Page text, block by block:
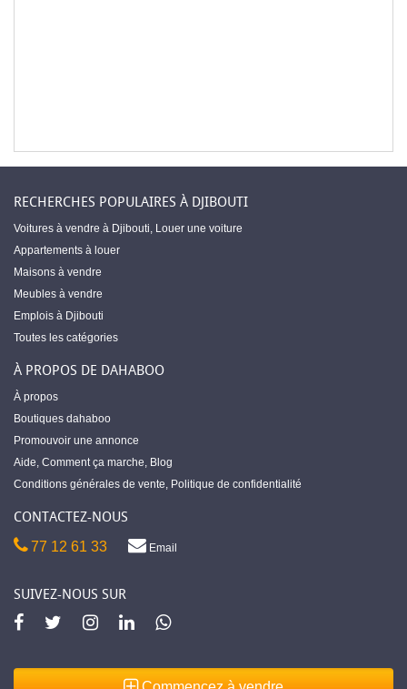
RECHERCHES POPULAIRES À DJIBOUTI
Voitures à vendre à Djibouti, Louer une voiture
Appartements à louer
Maisons à vendre
Meubles à vendre
Emplois à Djibouti
Toutes les catégories
À PROPOS DE DAHABOO
À propos
Boutiques dahaboo
Promouvoir une annonce
Aide, Comment ça marche, Blog
Conditions générales de vente, Politique de confidentialité
CONTACTEZ-NOUS
77 12 61 33 Email
SUIVEZ-NOUS SUR